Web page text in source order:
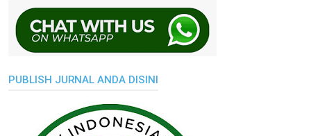
PUBLISH JURNAL ANDA DISINI